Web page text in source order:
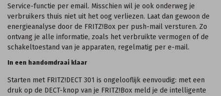
Service-functie per email. Misschien wil je ook onderweg je
verbruikers thuis niet uit het oog verliezen. Laat dan gewoon de
energieanalyse door de FRITZ!Box per push-mail versturen. Zo
ontvang je alle informatie, zoals het verbruikte vermogen of de
schakeltoestand van je apparaten, regelmatig per e-mail.
In een handomdraai klaar
Starten met FRITZ!DECT 301 is ongelooflijk eenvoudig: met een
druk op de DECT-knop van je FRITZ!Box meld je de intelligente